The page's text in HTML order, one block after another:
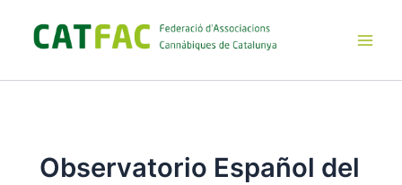
contenido
Observatorio Español del